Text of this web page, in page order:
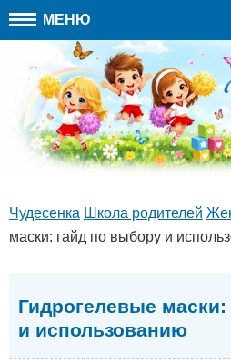
МЕНЮ
Чудесенка Школа родителей
маски: гайд по выбору и
Гидрогелевые
и использованию